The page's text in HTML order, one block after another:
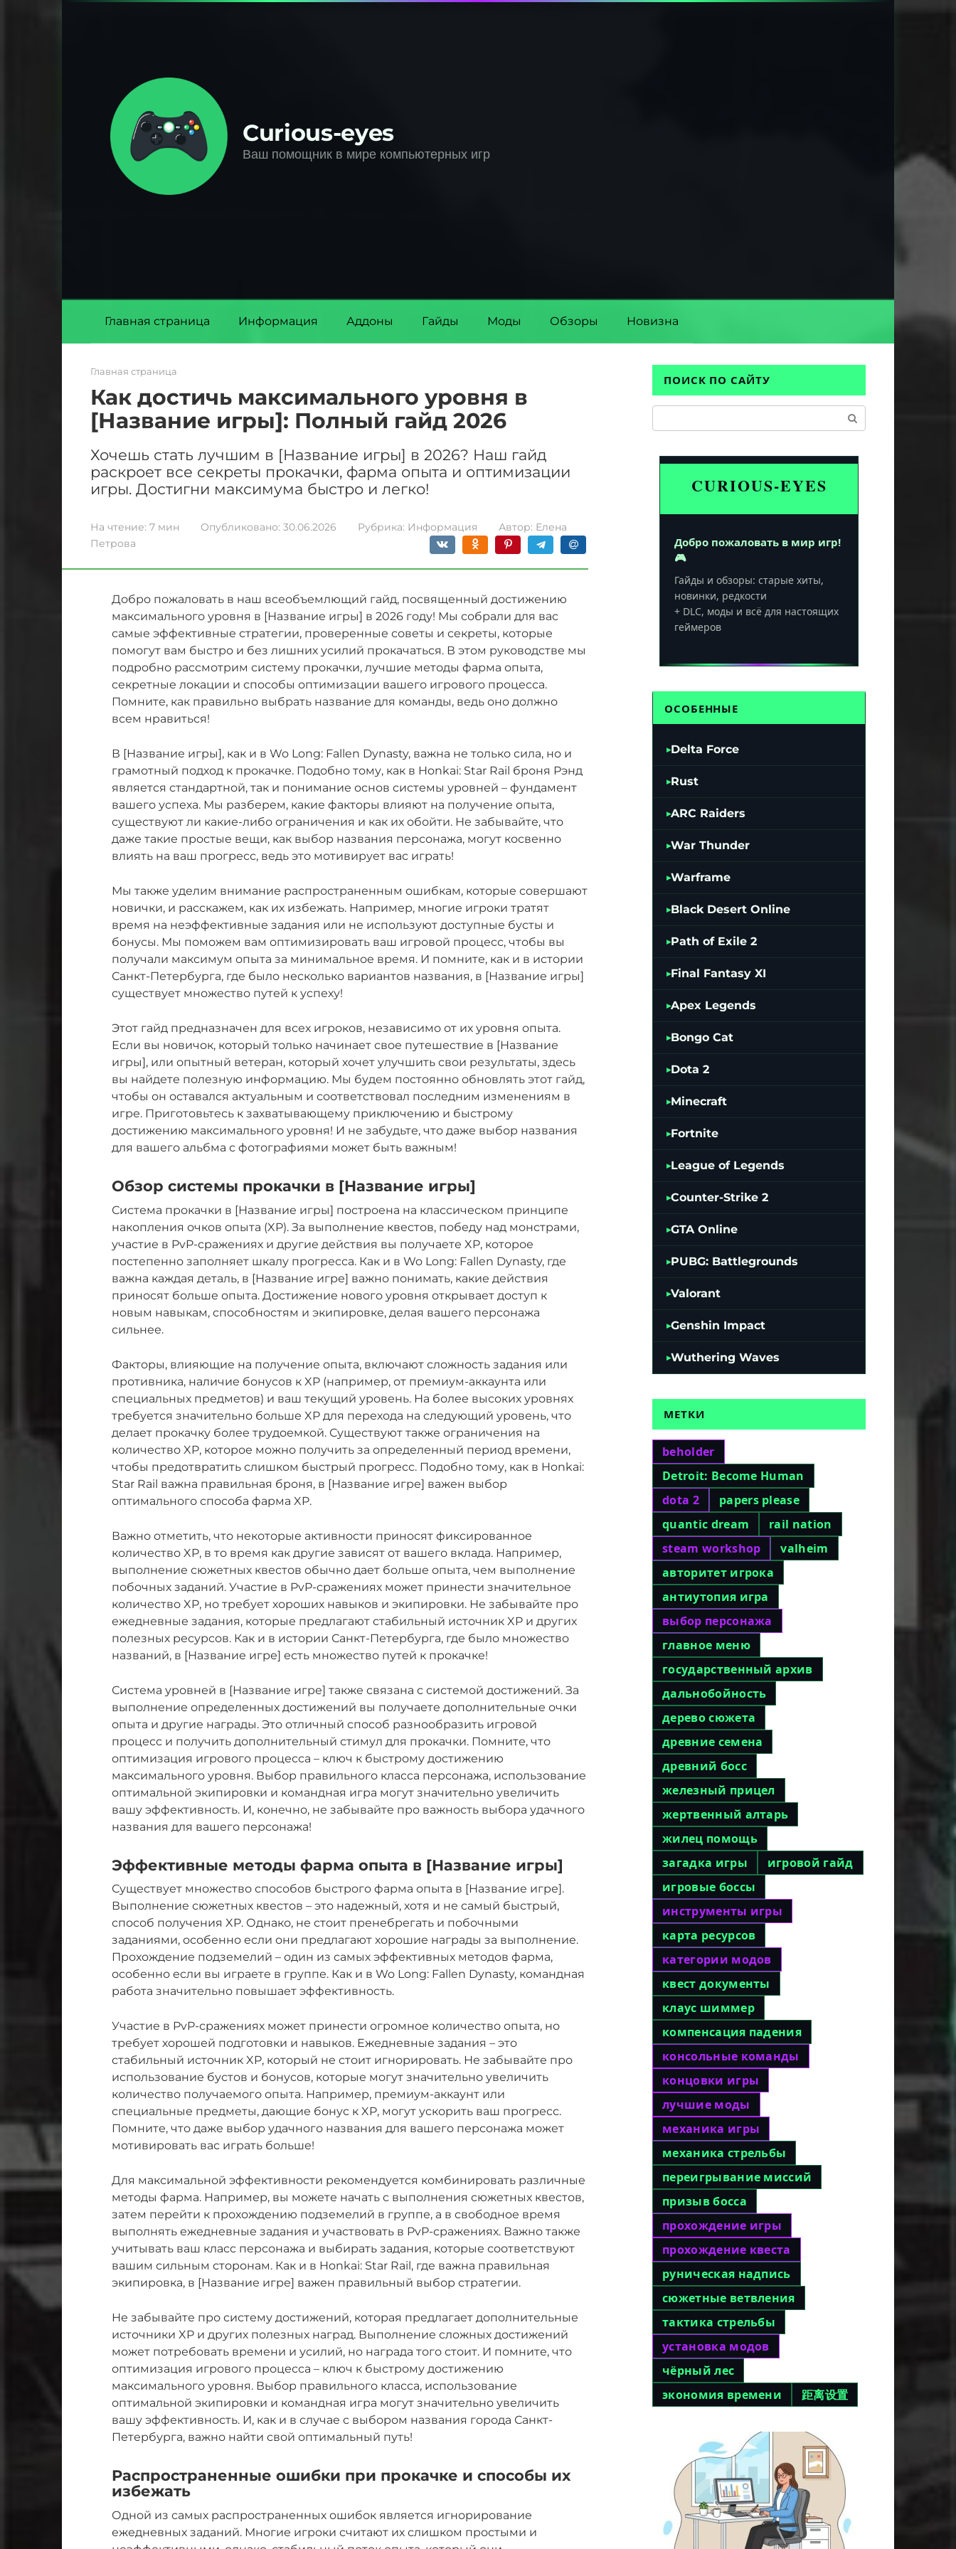
Curious-eyes
Ваш помощник в мире компьютерных игр
Главная страница Информация Аддоны Гайды Моды Обзоры Новизна
Главная страница
Как достичь максимального уровня в
[Название игры]: Полный гайд 2026
Хочешь стать лучшим в [Название игры] в 2026? Наш гайд
раскроет все секреты прокачки, фарма опыта и оптимизации
игры. Достигни максимума быстро и легко!
На чтение: 7 мин Опубликовано: 30.06.2026 Рубрика: Информация Автор: Елена
Петрова
Добро пожаловать в наш всеобъемлющий гайд, посвященный достижению
максимального уровня в [Название игры] в 2026 году! Мы собрали для вас
самые эффективные стратегии, проверенные советы и секреты, которые
помогут вам быстро и без лишних усилий прокачаться. В этом руководстве мы
подробно рассмотрим систему прокачки, лучшие методы фарма опыта,
секретные локации и способы оптимизации вашего игрового процесса.
Помните, как правильно выбрать название для команды, ведь оно должно
всем нравиться!
В [Название игры], как и в Wo Long: Fallen Dynasty, важна не только сила, но и
грамотный подход к прокачке. Подобно тому, как в Honkai: Star Rail броня Рэнд
является стандартной, так и понимание основ системы уровней – фундамент
вашего успеха. Мы разберем, какие факторы влияют на получение опыта,
существуют ли какие-либо ограничения и как их обойти. Не забывайте, что
даже такие простые вещи, как выбор названия персонажа, могут косвенно
влиять на ваш прогресс, ведь это мотивирует вас играть!
Мы также уделим внимание распространенным ошибкам, которые совершают
новички, и расскажем, как их избежать. Например, многие игроки тратят
время на неэффективные задания или не используют доступные бусты и
бонусы. Мы поможем вам оптимизировать ваш игровой процесс, чтобы вы
получали максимум опыта за минимальное время. И помните, как и в истории
Санкт-Петербурга, где было несколько вариантов названия, в [Название игры]
существует множество путей к успеху!
Этот гайд предназначен для всех игроков, независимо от их уровня опыта.
Если вы новичок, который только начинает свое путешествие в [Название
игры], или опытный ветеран, который хочет улучшить свои результаты, здесь
вы найдете полезную информацию. Мы будем постоянно обновлять этот гайд,
чтобы он оставался актуальным и соответствовал последним изменениям в
игре. Приготовьтесь к захватывающему приключению и быстрому
достижению максимального уровня! И не забудьте, что даже выбор названия
для вашего альбма с фотографиями может быть важным!
Обзор системы прокачки в [Название игры]
Система прокачки в [Название игры] построена на классическом принципе
накопления очков опыта (XP). За выполнение квестов, победу над монстрами,
участие в PvP-сражениях и другие действия вы получаете XP, которое
постепенно заполняет шкалу прогресса. Как и в Wo Long: Fallen Dynasty, где
важна каждая деталь, в [Название игре] важно понимать, какие действия
приносят больше опыта. Достижение нового уровня открывает доступ к
новым навыкам, способностям и экипировке, делая вашего персонажа
сильнее.
Факторы, влияющие на получение опыта, включают сложность задания или
противника, наличие бонусов к XP (например, от премиум-аккаунта или
специальных предметов) и ваш текущий уровень. На более высоких уровнях
требуется значительно больше XP для перехода на следующий уровень, что
делает прокачку более трудоемкой. Существуют также ограничения на
количество XP, которое можно получить за определенный период времени,
чтобы предотвратить слишком быстрый прогресс. Подобно тому, как в Honkai:
Star Rail важна правильная броня, в [Название игре] важен выбор
оптимального способа фарма XP.
Важно отметить, что некоторые активности приносят фиксированное
количество XP, в то время как другие зависят от вашего вклада. Например,
выполнение сюжетных квестов обычно дает больше опыта, чем выполнение
побочных заданий. Участие в PvP-сражениях может принести значительное
количество XP, но требует хороших навыков и экипировки. Не забывайте про
ежедневные задания, которые предлагают стабильный источник XP и других
полезных ресурсов. Как и в истории Санкт-Петербурга, где было множество
названий, в [Название игре] есть множество путей к прокачке!
Система уровней в [Название игре] также связана с системой достижений. За
выполнение определенных достижений вы получаете дополнительные очки
опыта и другие награды. Это отличный способ разнообразить игровой
процесс и получить дополнительный стимул для прокачки. Помните, что
оптимизация игрового процесса – ключ к быстрому достижению
максимального уровня. Выбор правильного класса персонажа, использование
оптимальной экипировки и командная игра могут значительно увеличить
вашу эффективность. И, конечно, не забывайте про важность выбора удачного
названия для вашего персонажа!
Эффективные методы фарма опыта в [Название игры]
Существует множество способов быстрого фарма опыта в [Название игре].
Выполнение сюжетных квестов – это надежный, хотя и не самый быстрый,
способ получения XP. Однако, не стоит пренебрегать и побочными
заданиями, особенно если они предлагают хорошие награды за выполнение.
Прохождение подземелий – один из самых эффективных методов фарма,
особенно если вы играете в группе. Как и в Wo Long: Fallen Dynasty, командная
работа значительно повышает эффективность.
Участие в PvP-сражениях может принести огромное количество опыта, но
требует хорошей подготовки и навыков. Ежедневные задания – это
стабильный источник XP, который не стоит игнорировать. Не забывайте про
использование бустов и бонусов, которые могут значительно увеличить
количество получаемого опыта. Например, премиум-аккаунт или
специальные предметы, дающие бонус к XP, могут ускорить ваш прогресс.
Помните, что даже выбор удачного названия для вашего персонажа может
мотивировать вас играть больше!
Для максимальной эффективности рекомендуется комбинировать различные
методы фарма. Например, вы можете начать с выполнения сюжетных квестов,
затем перейти к прохождению подземелий в группе, а в свободное время
выполнять ежедневные задания и участвовать в PvP-сражениях. Важно также
учитывать ваш класс персонажа и выбирать задания, которые соответствуют
вашим сильным сторонам. Как и в Honkai: Star Rail, где важна правильная
экипировка, в [Название игре] важен правильный выбор стратегии.
Не забывайте про систему достижений, которая предлагает дополнительные
источники XP и других полезных наград. Выполнение сложных достижений
может потребовать времени и усилий, но награда того стоит. И помните, что
оптимизация игрового процесса – ключ к быстрому достижению
максимального уровня. Выбор правильного класса, использование
оптимальной экипировки и командная игра могут значительно увеличить
вашу эффективность. И, как и в случае с выбором названия города Санкт-
Петербурга, важно найти свой оптимальный путь!
Распространенные ошибки при прокачке и способы их
избежать
Одной из самых распространенных ошибок является игнорирование
ежедневных заданий. Многие игроки считают их слишком простыми и
ПОИСК ПО САЙТУ
CURIOUS-EYES
Добро пожаловать в мир игр!
🎮
Гайды и обзоры: старые хиты,
новинки, редкости
+ DLC, моды и всё для настоящих
геймеров
ОСОБЕННЫЕ
Delta Force
Rust
ARC Raiders
War Thunder
Warframe
Black Desert Online
Path of Exile 2
Final Fantasy XI
Apex Legends
Bongo Cat
Dota 2
Minecraft
Fortnite
League of Legends
Counter-Strike 2
GTA Online
PUBG: Battlegrounds
Valorant
Genshin Impact
Wuthering Waves
МЕТКИ
beholder
Detroit: Become Human
dota 2
papers please
quantic dream
rail nation
steam workshop
valheim
авторитет игрока
антиутопия игра
выбор персонажа
главное меню
государственный архив
дальнобойность
дерево сюжета
древние семена
древний босс
железный прицел
жертвенный алтарь
жилец помощь
загадка игры
игровой гайд
игровые боссы
инструменты игры
карта ресурсов
категории модов
квест документы
клаус шиммер
компенсация падения
консольные команды
концовки игры
лучшие моды
механика игры
механика стрельбы
переигрывание миссий
призыв босса
прохождение игры
прохождение квеста
руническая надпись
сюжетные ветвления
тактика стрельбы
установка модов
чёрный лес
экономия времени
距离设置